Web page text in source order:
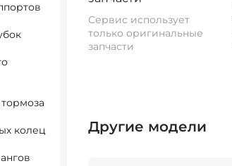
колец
Сервис использует
только оригинальные
запчасти
Другие модели